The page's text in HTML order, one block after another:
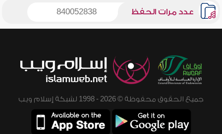
عدد مرات الحفظ 840052838
جميع الحقوق محفوظة © 2026 - 1998 لشبكة إسلام ويب